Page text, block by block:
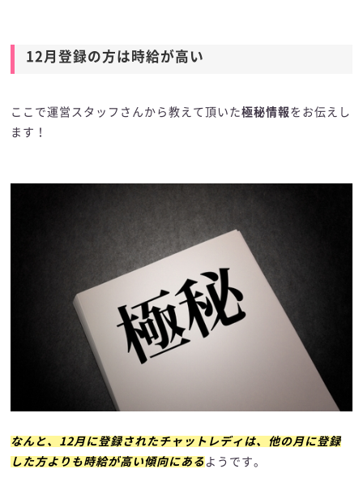
12月登録の方は時給が高い
ここで運営スタッフさんから教えて頂いた極秘情報をお伝えし
ます！
なんと、12月に登録されたチャットレディは、他の月に登録
した方よりも時給が高い傾向にある ようです。